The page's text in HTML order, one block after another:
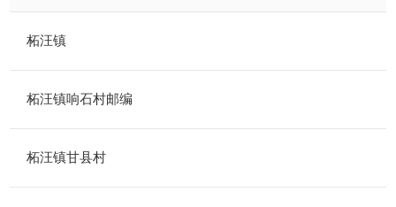
柘汪镇
柘汪镇响石村邮编
柘汪镇甘县村